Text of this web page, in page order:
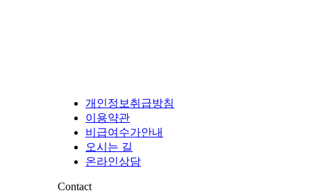
개인정보취급방침
이용약관
비급여수가안내
오시는 길
온라인상담
Contact